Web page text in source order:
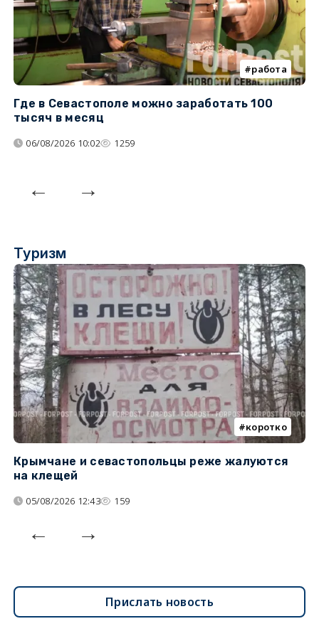
работа
Где в Севастополе можно заработать 100
тысяч в месяц
06/08/2026 10:02 1259
Туризм
коротко
Крымчане и севастопольцы реже жалуются
на клещей
05/08/2026 12:43 159
Прислать новость